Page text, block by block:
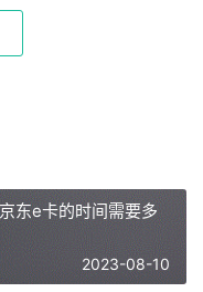
东e卡的时间需要多
2023-08-10